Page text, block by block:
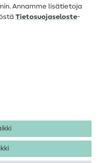
Annamme lisätietoja
Tietosuojaseloste-